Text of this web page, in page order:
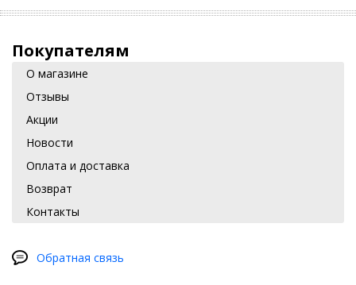
Покупателям
О магазине
Отзывы
Акции
Новости
Оплата и доставка
Возврат
Контакты
Обратная связь